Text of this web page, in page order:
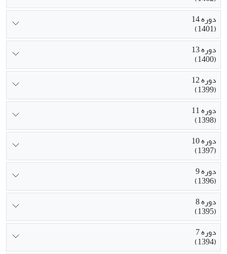
دوره 14
(1401)
دوره 13
(1400)
دوره 12
(1399)
دوره 11
(1398)
دوره 10
(1397)
دوره 9
(1396)
دوره 8
(1395)
دوره 7
(1394)